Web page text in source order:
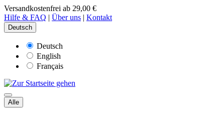
Versandkostenfrei ab 29,00 €
Hilfe & FAQ | Über uns | Kontakt
Deutsch
Deutsch
English
Français
Alle